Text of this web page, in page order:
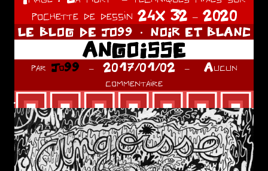
pochette de dessin 24X 32 – 2020
LE BLOG DE JO99 NOIR ET BLANC
ANGOISSE
par Jo99 2017/01/02
Aucun
commentaire
.